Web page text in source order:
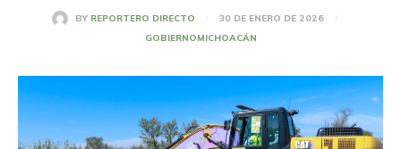
BY REPORTERO DIRECTO
30 DE ENERO DE 2026
GOBIERNOMICHOACÁN